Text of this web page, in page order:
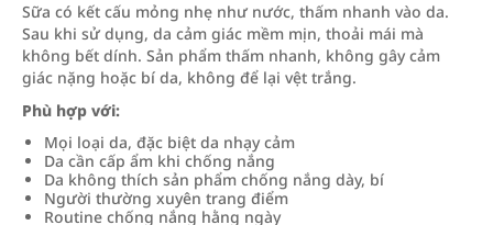
Sữa có kết cấu mỏng nhẹ như nước, thấm nhanh vào da.
Sau khi sử dụng, da cảm giác mềm mịn, thoải mái mà
không bết dính. Sản phẩm thấm nhanh, không gây cảm
giác nặng hoặc bí da, không để lại vệt trắng.
Phù hợp với:
Mọi loại da, đặc biệt da nhạy cảm
Da cần cấp ẩm khi chống nắng
Da không thích sản phẩm chống nắng dày, bí
Người thường xuyên trang điểm
Routine chống nắng hằng ngày